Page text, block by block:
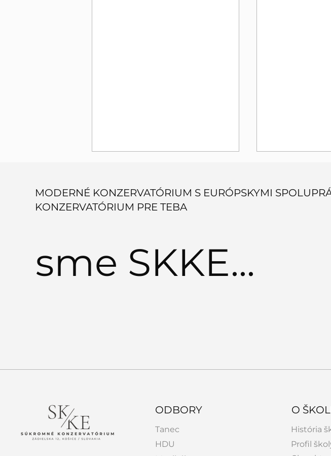
MODERNÉ KONZERVATÓRIUM S EURÓPSKYMI
KONZERVATÓRIUM PRE TEBA
sme SKKE...
ODBORY
Tanec
HDU
O
História
Profil